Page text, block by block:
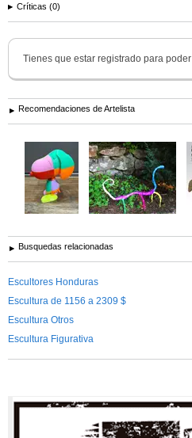
Críticas (0)
Tienes que estar registrado para poder
Recomendaciones de Artelista
Busquedas relacionadas
Escultores Honduras
Escultura de 1156 a 2309 $
Escultura Otros
Escultura Figurativa